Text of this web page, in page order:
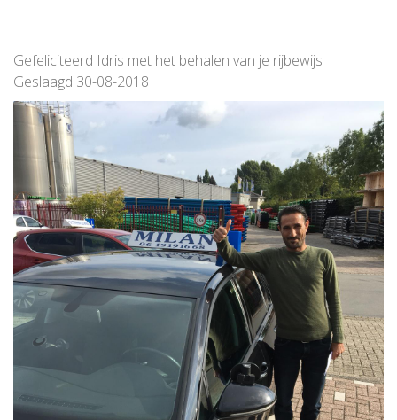
Gefeliciteerd Idris met het behalen van je rijbewijs
Geslaagd 30-08-2018